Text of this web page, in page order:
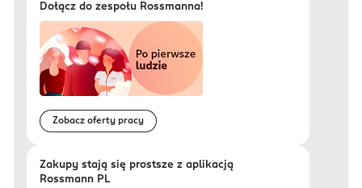
Dołącz do zespołu Rossmanna!
Zobacz oferty pracy
Zakupy stają się prostsze z aplikacją
Rossmann PL